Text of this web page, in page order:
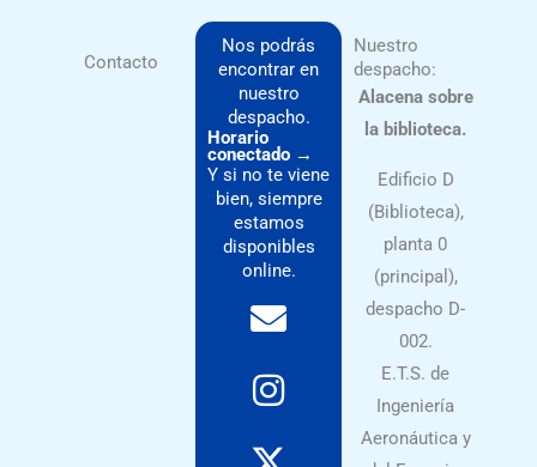
Contacto
Nos podrás
encontrar en
nuestro
despacho.
Horario
conectado →
Y si no te viene
bien, siempre
estamos
disponibles
online.
E
n
v
e
l
I
n
s
t
a
X
-
t
w
i
L
i
n
k
e
Nuestro
despacho:
Alacena sobre
la biblioteca.
Edificio D
(Biblioteca),
planta 0
(principal),
despacho D-
002.
E.T.S. de
Ingeniería
Aeronáutica y